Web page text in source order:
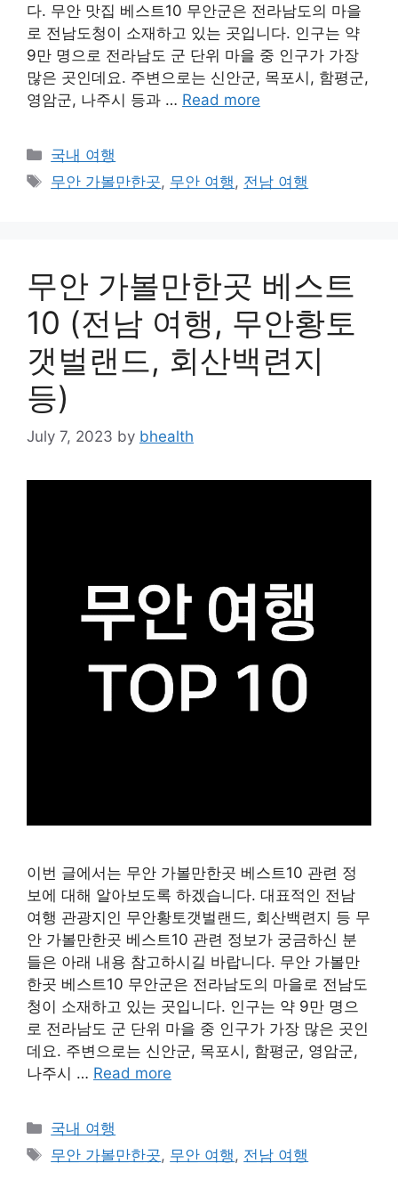
다. 무안 맛집 베스트10 무안군은 전라남도의 마을
로 전남도청이 소재하고 있는 곳입니다. 인구는 약
9만 명으로 전라남도 군 단위 마을 중 인구가 가장
많은 곳인데요. 주변으로는 신안군, 목포시, 함평군,
영암군, 나주시 등과 … Read more
Categories
국내 여행
Tags
무안 가볼만한곳, 무안 여행 , 전남 여행
무안 가볼만한곳 베스트
10 (전남 여행, 무안황토
갯벌랜드, 회산백련지
등)
July 7, 2023 by bhealth
이번 글에서는 무안 가볼만한곳 베스트10 관련 정
보에 대해 알아보도록 하겠습니다. 대표적인 전남
여행 관광지인 무안황토갯벌랜드, 회산백련지 등 무
안 가볼만한곳 베스트10 관련 정보가 궁금하신 분
들은 아래 내용 참고하시길 바랍니다. 무안 가볼만
한곳 베스트10 무안군은 전라남도의 마을로 전남도
청이 소재하고 있는 곳입니다. 인구는 약 9만 명으
로 전라남도 군 단위 마을 중 인구가 가장 많은 곳인
데요. 주변으로는 신안군, 목포시, 함평군, 영암군,
나주시 … Read more
Categories
국내 여행
Tags
무안 가볼만한곳, 무안 여행, 전남 여행